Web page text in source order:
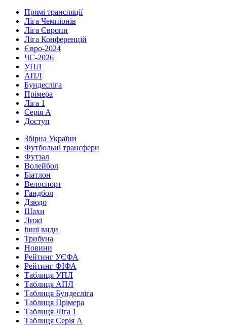
Прямі трансляції
Ліга Чемпіонів
Ліга Європи
Ліга Конференцій
Євро-2024
ЧС-2026
УПЛ
АПЛ
Бундесліга
Прімера
Ліга 1
Серія А
Доступ
Збірна України
Футбольні трансфери
Футзал
Волейбол
Біатлон
Велоспорт
Гандбол
Дзюдо
Шахи
Лижі
інші види
Трибуна
Новини
Рейтинг УЄФА
Рейтинг ФІФА
Таблиця УПЛ
Таблиця АПЛ
Таблиця Бундесліга
Таблиця Прімера
Таблиця Ліга 1
Таблиця Серія А